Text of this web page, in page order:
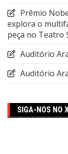
Prêmio
explora o
peça no Teatro
Auditório
Auditório
SIGA-NOS NO